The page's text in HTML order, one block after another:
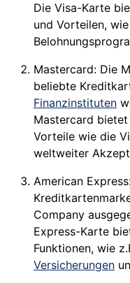
Die Visa-Karte
und Vorteilen,
Mastercard: Die
beliebte
Finanzinstituten
Mastercard
Vorteile wie die
weltweiter
American
Company
Express-Karte
Funktionen, wie
Versicherungen